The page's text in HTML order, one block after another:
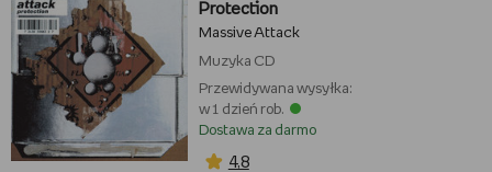
Protection
Massive Attack
Muzyka CD
Przewidywana wysyłka:
w 1 dzień rob.
Dostawa za darmo
4,8